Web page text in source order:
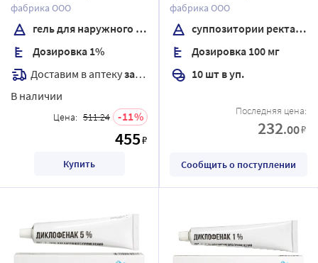
фабрика ООО
гель для наружного применения
Дозировка 1%
Доставим в аптекузавтра
В наличии
Цена: 511.24 11
455₽
Купить
фабрика ООО
суппозитории ректальные
Дозировка 100 мг
10 шт в уп.
Последняя цена:
232.00₽
Сообщить о поступлении